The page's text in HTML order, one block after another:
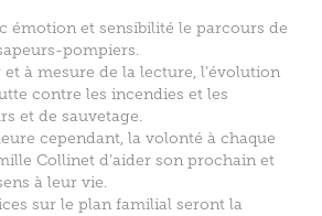
émotion et sensibilité le parcours de
pompiers.
à mesure de la lecture, l’évolution
contre les incendies et les
et de sauvetage.
cependant, la volonté à chaque
Collinet d’aider son prochain et
à leur vie.
sur le plan familial seront la